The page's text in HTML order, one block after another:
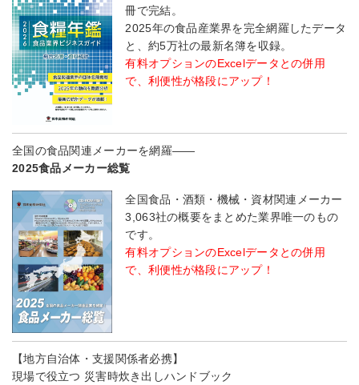
冊で完結。
2025年の食品産業界を完全網羅したデータ
と、約5万社の最新名簿を収録。
有料オプションのExcelデータとの併用
で、利便性が格段にアップ！
全国の食品関連メーカーを網羅――
2025食品メーカー総覧
全国食品・酒類・機械・資材関連メーカー
3,063社の概要をまとめた業界唯一のもの
です。
有料オプションのExcelデータとの併用
で、利便性が格段にアップ！
【地方自治体・支援関係者必携】
現場で役立つ 災害時炊き出しハンドブック